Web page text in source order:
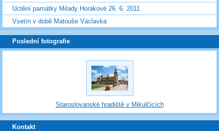
Uctění památky Milady Horákové 26. 6. 2011
Vsetín v době Matouše Václavka
Poslední fotografie
Staroslovanské hradiště v Mikulčicích
Kontakt